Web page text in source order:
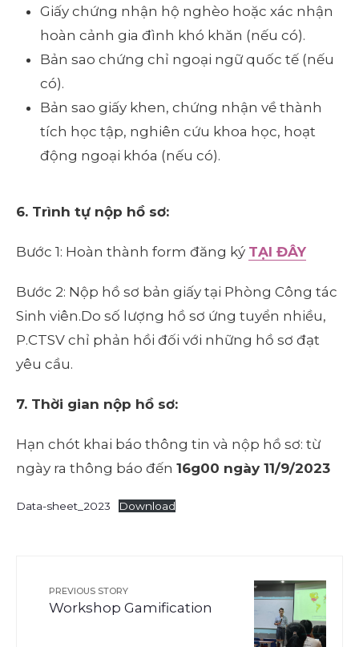
Giấy chứng nhận hộ nghèo hoặc xác nhận
hoàn cảnh gia đình khó khăn (nếu có).
Bản sao chứng chỉ ngoại ngữ quốc tế (nếu
có).
Bản sao giấy khen, chứng nhận về thành
tích học tập, nghiên cứu khoa học, hoạt
động ngoại khóa (nếu có).
6. Trình tự nộp hồ sơ:
Bước 1: Hoàn thành form đăng ký TẠI ĐÂY
Bước 2: Nộp hồ sơ bản giấy tại Phòng Công tác
Sinh viên.Do số lượng hồ sơ ứng tuyển nhiều,
P.CTSV chỉ phản hồi đối với những hồ sơ đạt
yêu cầu.
7. Thời gian nộp hồ sơ:
Hạn chót khai báo thông tin và nộp hồ sơ: từ
ngày ra thông báo đến 16g00 ngày 11/9/2023
Data-sheet_2023 Download
PREVIOUS STORY
Workshop Gamification